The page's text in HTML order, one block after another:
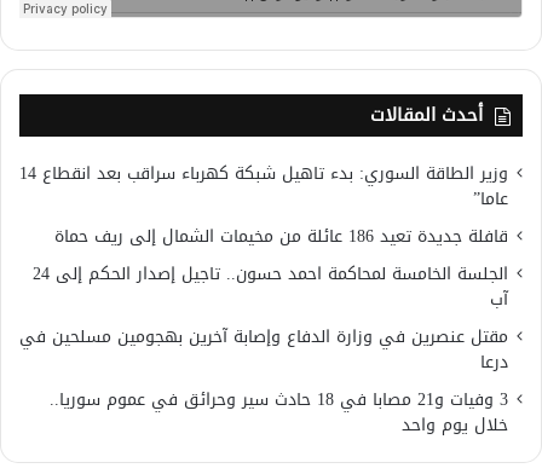
أحدث المقالات
وزير الطاقة السوري: بدء تاهيل شبكة كهرباء سراقب بعد انقطاع 14
عاما”
قافلة جديدة تعيد 186 عائلة من مخيمات الشمال إلى ريف حماة
الجلسة الخامسة لمحاكمة احمد حسون.. تاجيل إصدار الحكم إلى 24
آب
مقتل عنصرين في وزارة الدفاع وإصابة آخرين بهجومين مسلحين في
درعا
3 وفيات و21 مصابا في 18 حادث سير وحرائق في عموم سوريا..
خلال يوم واحد